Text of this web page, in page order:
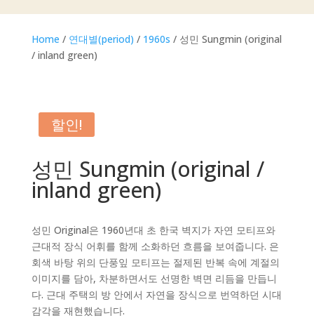
Home / 연대별(period) / 1960s / 성민 Sungmin (original
/ inland green)
할인!
성민 Sungmin (original /
inland green)
성민 Original은 1960년대 초 한국 벽지가 자연 모티프와
근대적 장식 어휘를 함께 소화하던 흐름을 보여줍니다. 은
회색 바탕 위의 단풍잎 모티프는 절제된 반복 속에 계절의
이미지를 담아, 차분하면서도 선명한 벽면 리듬을 만듭니
다. 근대 주택의 방 안에서 자연을 장식으로 번역하던 시대
감각을 재현했습니다.